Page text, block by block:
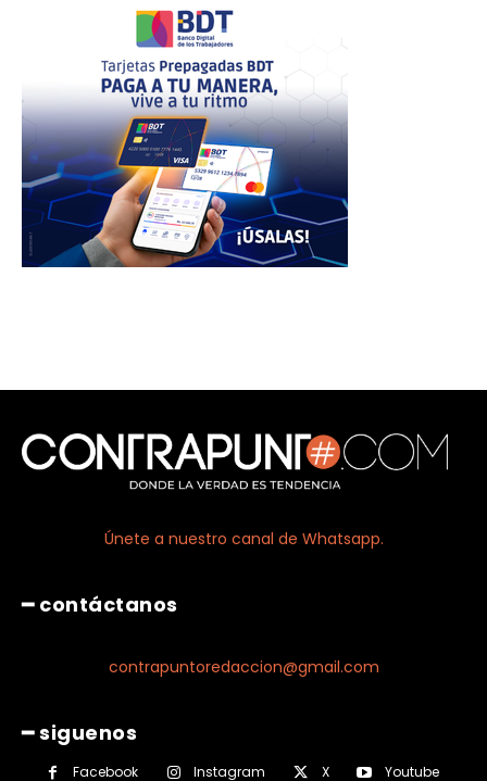
Únete a nuestro canal de Whatsapp.
━ contáctanos
contrapuntoredaccion@gmail.com
━ siguenos
Facebook Instagram X Youtube